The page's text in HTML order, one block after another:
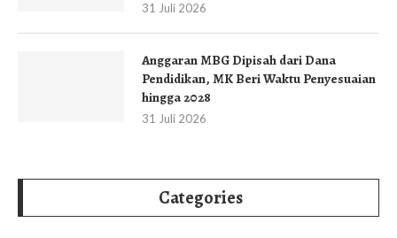
31 Juli 2026
Anggaran MBG Dipisah dari Dana
Pendidikan, MK Beri Waktu Penyesuaian
hingga 2028
31 Juli 2026
Categories